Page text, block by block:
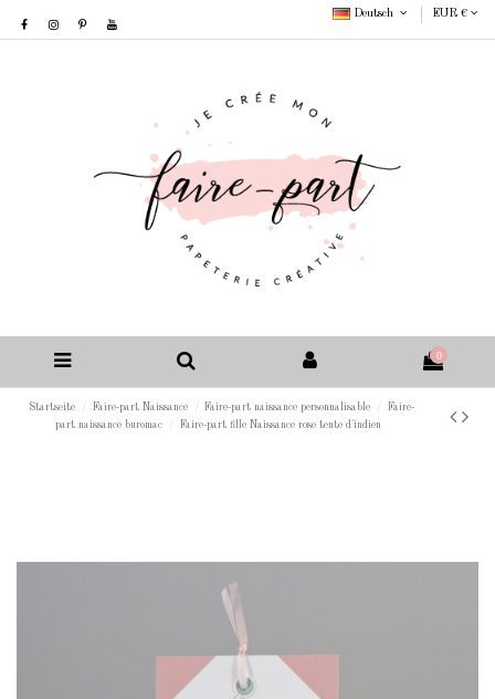
Deutsch EUR €
0
Startseite Faire-part Naissance Faire-part naissance personnalisable
Faire-
part naissance buromac
Faire-part fille Naissance rose tente d'indien